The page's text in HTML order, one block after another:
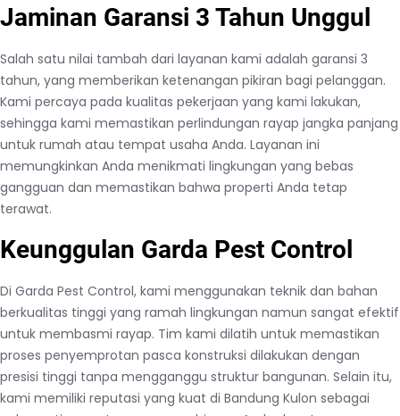
Jaminan Garansi 3 Tahun Unggul
Salah satu nilai tambah dari layanan kami adalah garansi 3
tahun, yang memberikan ketenangan pikiran bagi pelanggan.
Kami percaya pada kualitas pekerjaan yang kami lakukan,
sehingga kami memastikan perlindungan rayap jangka panjang
untuk rumah atau tempat usaha Anda. Layanan ini
memungkinkan Anda menikmati lingkungan yang bebas
gangguan dan memastikan bahwa properti Anda tetap
terawat.
Keunggulan Garda Pest Control
Di Garda Pest Control, kami menggunakan teknik dan bahan
berkualitas tinggi yang ramah lingkungan namun sangat efektif
untuk membasmi rayap. Tim kami dilatih untuk memastikan
proses penyemprotan pasca konstruksi dilakukan dengan
presisi tinggi tanpa mengganggu struktur bangunan. Selain itu,
kami memiliki reputasi yang kuat di Bandung Kulon sebagai